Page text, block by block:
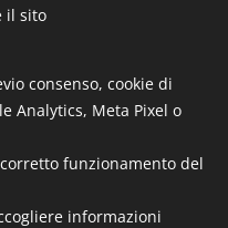
, i
il sito
consenso, cookie di
Analytics, Meta Pixel o
funzionamento del
informazioni